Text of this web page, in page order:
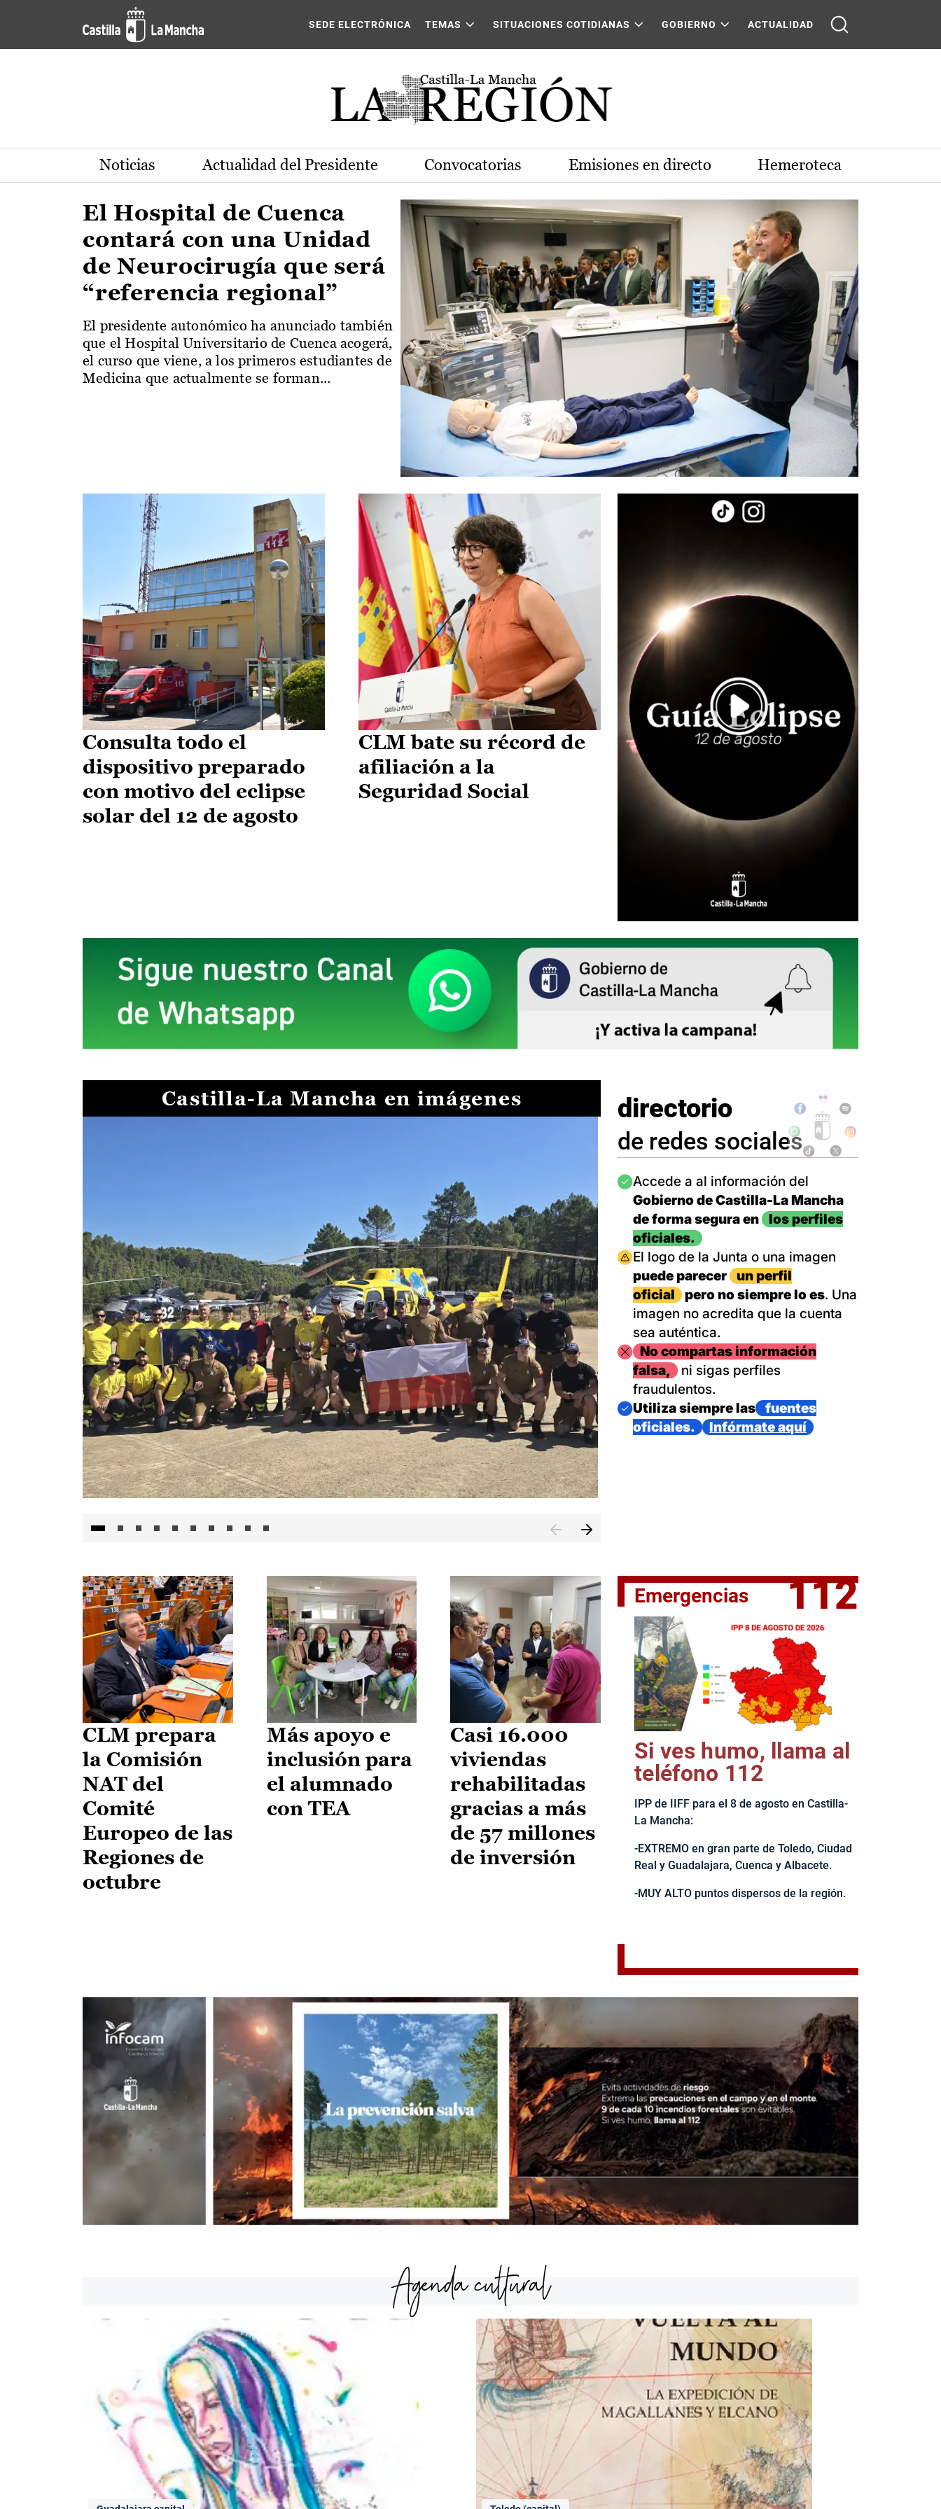
Pasar al contenido principal
Actualidad de la región de Castilla-La Mancha
SEDE ELECTRÓNICA TEMAS SITUACIONES COTIDIANAS GOBIERNO ACTUALIDAD
Noticias Actualidad del Presidente Convocatorias Emisiones en directo Hemeroteca
El Hospital de Cuenca
contará con una Unidad
de Neurocirugía que será
“referencia regional”
El presidente autonómico ha anunciado también
que el Hospital Universitario de Cuenca acogerá,
el curso que viene, a los primeros estudiantes de
Medicina que actualmente se forman...
Consulta todo el
dispositivo preparado
con motivo del eclipse
solar del 12 de agosto
CLM bate su récord de
afiliación a la
Seguridad Social
Castilla-La Mancha en imágenes
II Vuelta Ciclista CLM LEADER
directorio
de redes sociales
Imagen
Accede a al información del
Gobierno de Castilla-La Mancha
de forma segura en
los perfiles
oficiales.
Imagen
El logo de la Junta o una imagen
puede parecer
un perfil
oficial
pero no siempre lo es. Una
imagen no acredita que la cuenta
sea auténtica.
ImagenNo compartas información
falsa,
ni sigas perfiles
fraudulentos.
Imagen
Utiliza siempre las
fuentes
oficiales.
Infórmate aquí
CLM prepara
la Comisión
NAT del
Comité
Europeo de las
Regiones de
octubre
Más apoyo e
inclusión para
el alumnado
con TEA
Casi 16.000
viviendas
rehabilitadas
gracias a más
de 57 millones
de inversión
Emergencias 112
Si ves humo, llama al
teléfono 112
IPP de IIFF para el 8 de agosto en Castilla-
La Mancha:
-EXTREMO en gran parte de Toledo, Ciudad
Real y Guadalajara, Cuenca y Albacete.
-MUY ALTO puntos dispersos de la región.
Agenda cultural